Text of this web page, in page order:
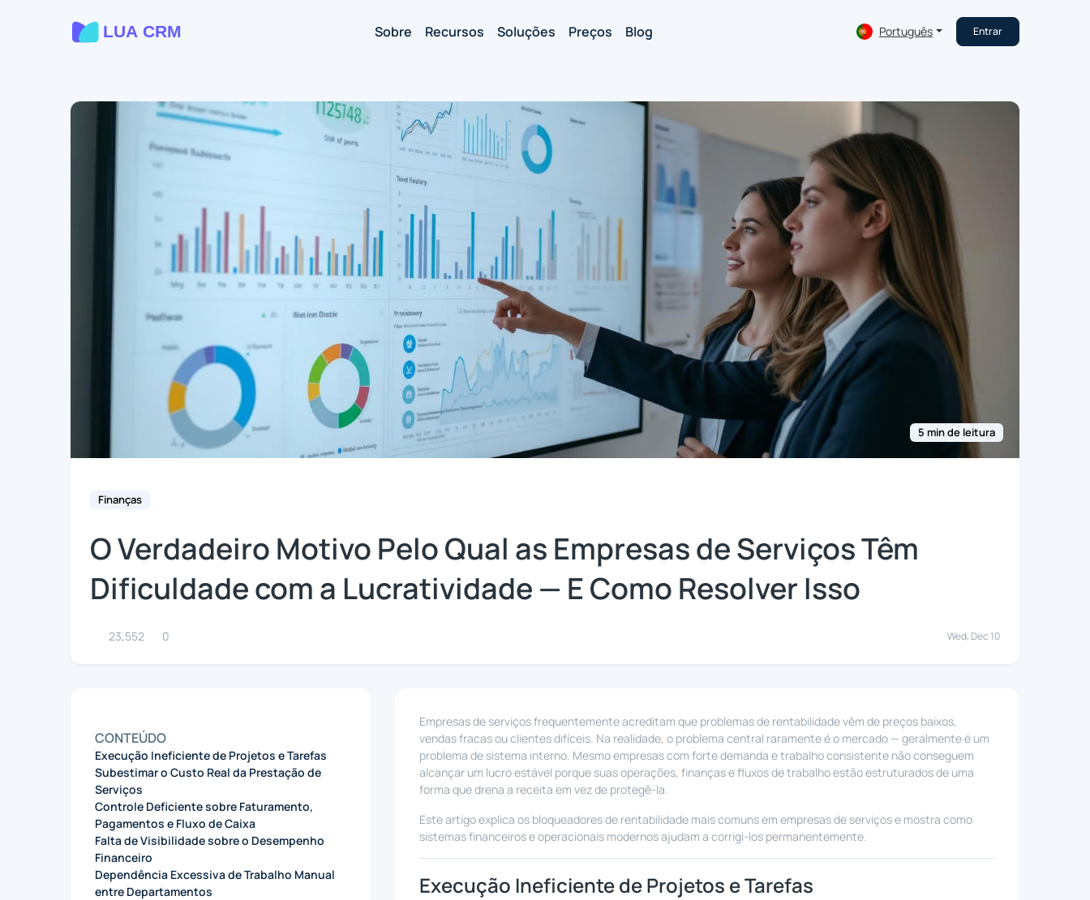
Sobre Recursos Soluções Preços Blog Português Entrar
5 min de leitura
Finanças
O Verdadeiro Motivo Pelo Qual as Empresas de Serviços Têm
Dificuldade com a Lucratividade — E Como Resolver Isso
23,552 0 Wed, Dec 10
CONTEÚDO
Execução Ineficiente de Projetos e Tarefas
Subestimar o Custo Real da Prestação de
Serviços
Controle Deficiente sobre Faturamento,
Pagamentos e Fluxo de Caixa
Falta de Visibilidade sobre o Desempenho
Financeiro
Dependência Excessiva de Trabalho Manual
entre Departamentos
Empresas de serviços frequentemente acreditam que problemas de rentabilidade vêm de preços baixos,
vendas fracas ou clientes difíceis. Na realidade, o problema central raramente é o mercado — geralmente é um
problema de sistema interno. Mesmo empresas com forte demanda e trabalho consistente não conseguem
alcançar um lucro estável porque suas operações, finanças e fluxos de trabalho estão estruturados de uma
forma que drena a receita em vez de protegê-la.
Este artigo explica os bloqueadores de rentabilidade mais comuns em empresas de serviços e mostra como
sistemas financeiros e operacionais modernos ajudam a corrigi-los permanentemente.
Execução Ineficiente de Projetos e Tarefas